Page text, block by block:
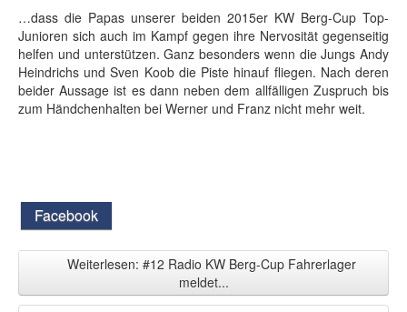
…dass die Papas unserer beiden 2015er KW Berg-Cup Top-
Junioren sich auch im Kampf gegen ihre Nervosität gegenseitig
helfen und unterstützen. Ganz besonders wenn die Jungs Andy
Heindrichs und Sven Koob die Piste hinauf fliegen. Nach deren
beider Aussage ist es dann neben dem allfälligen Zuspruch bis
zum Händchenhalten bei Werner und Franz nicht mehr weit.
Facebook
Weiterlesen: #12 Radio KW Berg-Cup Fahrerlager
meldet...